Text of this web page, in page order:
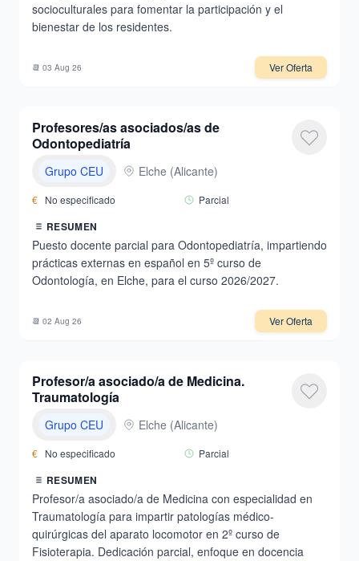
socioculturales para fomentar la participación y el
bienestar de los residentes.
📆 03 Aug 26 Ver Oferta
Profesores/as asociados/as de
Odontopediatría
Grupo CEU Elche (Alicante)
€ No especificado Parcial
RESUMEN
Puesto docente parcial para Odontopediatría, impartiendo
prácticas externas en español en 5º curso de
Odontología, en Elche, para el curso 2026/2027.
📆 02 Aug 26 Ver Oferta
Profesor/a asociado/a de Medicina.
Traumatología
Grupo CEU Elche (Alicante)
€ No especificado Parcial
RESUMEN
Profesor/a asociado/a de Medicina con especialidad en
Traumatología para impartir patologías médico-
quirúrgicas del aparato locomotor en 2º curso de
Fisioterapia. Dedicación parcial, enfoque en docencia